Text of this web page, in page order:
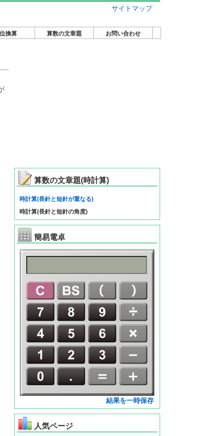
サイトマップ
換算 算数の文章題 お問い合わせ
算数の文章題(時計算)
時計算(長針と短針が重なる)
時計算(長針と短針の角度)
簡易電卓
結果を一時保存
人気ページ